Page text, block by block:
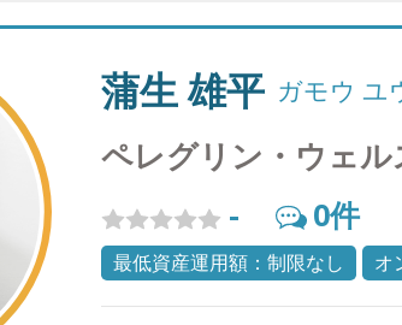
蒲生 雄平 ガモウ ユ
ペレグリン・ウェ
- 0件
最低資産運用額：制限なし オ